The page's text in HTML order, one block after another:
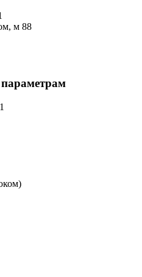
м 88